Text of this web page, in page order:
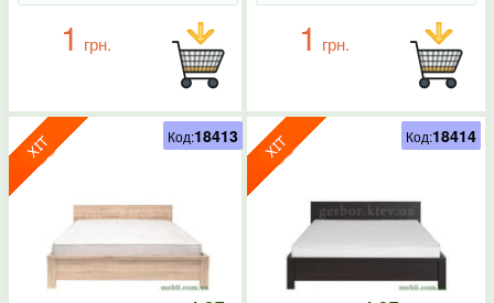
1 грн. 1 грн.
Код:18413 Код:18414